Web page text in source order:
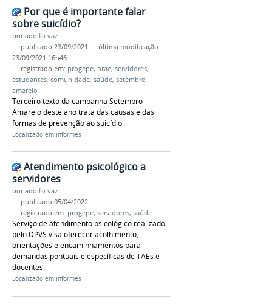
Por que é importante falar
sobre suicídio?
poradolfo.vaz
— publicado 23/09/2021 — última modificação
23/09/2021 16h46
— registrado em: progepe, prae, servidores,
estudantes, comunidade, saúde, setembro
amarelo
Terceiro texto da campanha Setembro
Amarelo deste ano trata das causas e das
formas de prevenção ao suicídio
Localizado em Informes
Atendimento psicológico a
servidores
poradolfo.vaz
— publicado 05/04/2022
— registrado em: progepe, servidores, saúde
Serviço de atendimento psicológico realizado
pelo DPVS visa oferecer acolhimento,
orientações e encaminhamentos para
demandas pontuais e específicas de TAEs e
docentes.
Localizado em Informes